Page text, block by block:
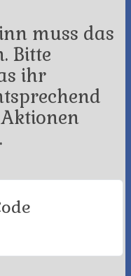
muss das
Bitte
ihr